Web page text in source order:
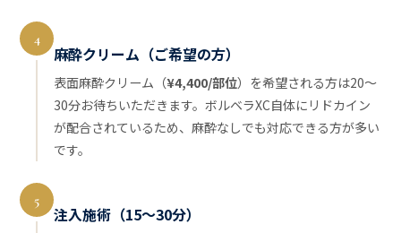
4
麻酔クリーム（ご希望の方）
表面麻酔クリーム（¥4,400/部位）を希望される方は20〜
30分お待ちいただきます。ボルベラXC自体にリドカイン
が配合されているため、麻酔なしでも対応できる方が多い
です。
5
注入施術（15〜30分）